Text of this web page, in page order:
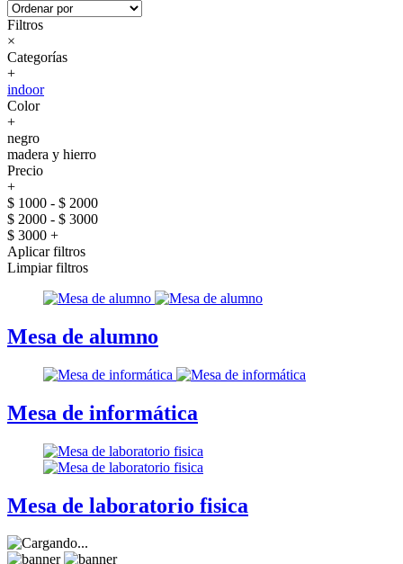
Filtros
×
Categorías
+
indoor
Color
+
negro
madera y hierro
Precio
+
$ 1000 - $ 2000
$ 2000 - $ 3000
$ 3000 +
Aplicar filtros
Limpiar filtros
Mesa de alumno
Mesa de informática
Mesa de laboratorio fisica